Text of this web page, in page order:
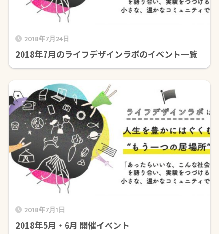
2018年7月24日
2018年7月のライフデザインラボのイベント一覧
2018年7月1日
2018年5月・6月 開催イベント